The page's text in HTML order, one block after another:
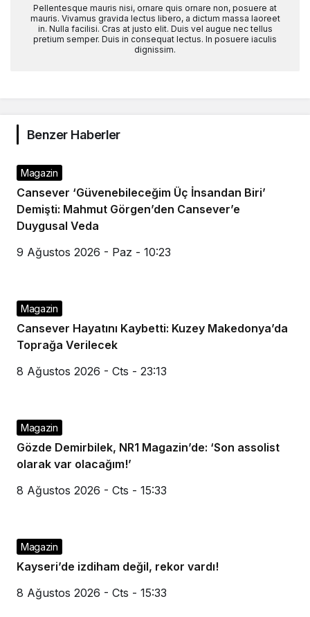
Pellentesque mauris nisi, ornare quis ornare non, posuere at
mauris. Vivamus gravida lectus libero, a dictum massa laoreet
in. Nulla facilisi. Cras at justo elit. Duis vel augue nec tellus
pretium semper. Duis in consequat lectus. In posuere iaculis
dignissim.
Benzer Haberler
Magazin
Cansever ‘Güvenebileceğim Üç İnsandan Biri’
Demişti: Mahmut Görgen’den Cansever’e
Duygusal Veda
9 Ağustos 2026 - Paz - 10:23
Magazin
Cansever Hayatını Kaybetti: Kuzey Makedonya’da
Toprağa Verilecek
8 Ağustos 2026 - Cts - 23:13
Magazin
Gözde Demirbilek, NR1 Magazin’de: ‘Son assolist
olarak var olacağım!’
8 Ağustos 2026 - Cts - 15:33
Magazin
Kayseri’de izdiham değil, rekor vardı!
8 Ağustos 2026 - Cts - 15:33